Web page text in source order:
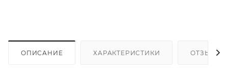
ОПИСАНИЕ ХАРАКТЕРИСТИКИ ОТЗЫВЫ